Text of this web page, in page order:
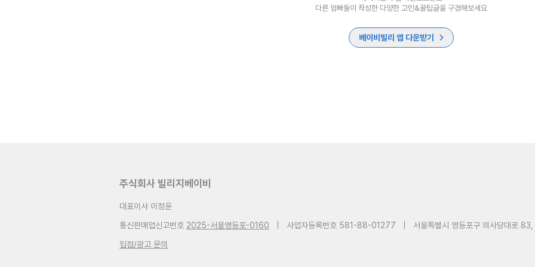
다른 엄빠들이 작성한 다양한 고민&꿀팁글을 구경해보세요
베이비빌리 앱 다운받기
주식회사 빌리지베이비
대표이사 이정윤
통신판매업신고번호 2025-서울영등포-0160 사업자등록번호 581-88-01277
서울특별시 영등포구 의사당대로
입점/광고 문의